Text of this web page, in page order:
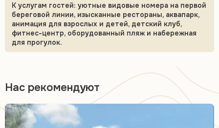
К услугам гостей: уютные видовые номера на первой
береговой линии, изысканные рестораны, аквапарк,
анимация для взрослых и детей, детский клуб,
фитнес-центр, оборудованный пляж и набережная
для прогулок.
Нас рекомендуют